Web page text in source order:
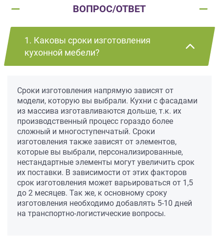
ВОПРОС/ОТВЕТ
1. Каковы сроки изготовления
кухонной мебели?
Сроки изготовления напрямую зависят от
модели, которую вы выбрали. Кухни с фасадами
из массива изготавливаются дольше, т.к. их
производственный процесс гораздо более
сложный и многоступенчатый. Сроки
изготовления также зависят от элементов,
которые вы выбрали, персонализированные,
нестандартные элементы могут увеличить срок
их поставки. В зависимости от этих факторов
срок изготовления может варьироваться от 1,5
до 2 месяцев. Так же, к основному сроку
изготовления необходимо добавлять 5-10 дней
на транспортно-логистические вопросы.